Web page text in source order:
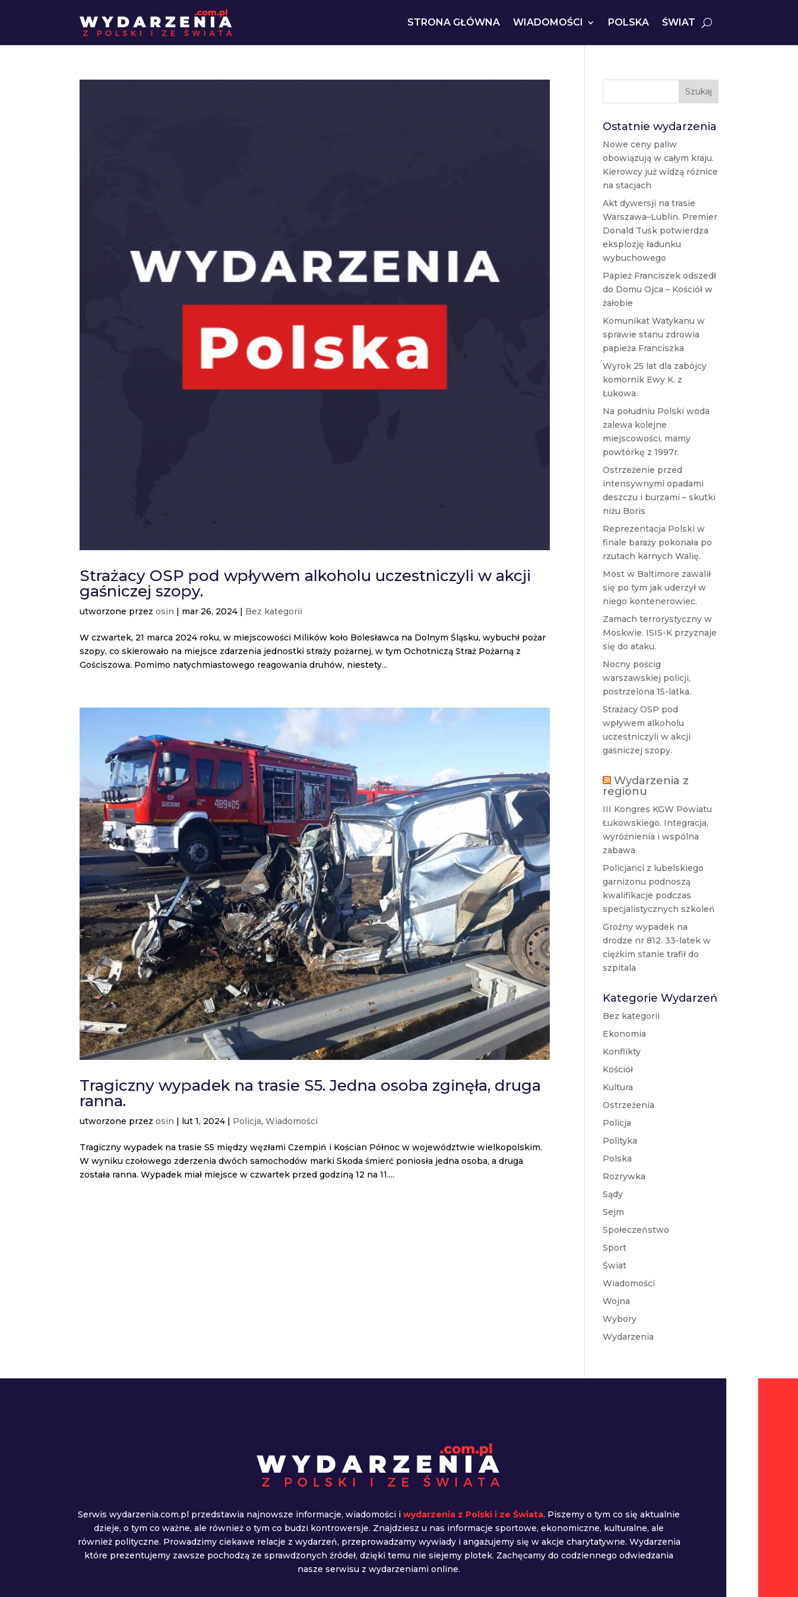
STRONA GŁÓWNA WIADOMOŚCI POLSKA ŚWIAT
Strażacy OSP pod wpływem alkoholu uczestniczyli w akcji
gaśniczej szopy.
utworzone przezosin | mar 26, 2024 | Bez kategorii
W czwartek, 21 marca 2024 roku, w miejscowości Milików koło Bolesławca na Dolnym Śląsku, wybuchł pożar
szopy, co skierowało na miejsce zdarzenia jednostki straży pożarnej, w tym Ochotniczą Straż Pożarną z
Gościszowa. Pomimo natychmiastowego reagowania druhów, niestety...
Tragiczny wypadek na trasie S5. Jedna osoba zginęła, druga
ranna.
utworzone przezosin lut 1, 2024 Policja,Wiadomości
Tragiczny wypadek na trasie S5 między węzłami Czempiń i Kościan Północ w województwie wielkopolskim.
W wyniku czołowego zderzenia dwóch samochodów marki Skoda śmierć poniosła jedna osoba, a druga
została ranna. Wypadek miał miejsce w czwartek przed godziną 12 na 11....
Szukaj
Ostatnie wydarzenia
Nowe ceny paliw
obowiązują w całym kraju.
Kierowcy już widzą różnice
na stacjach
Akt dywersji na trasie
Warszawa–Lublin. Premier
Donald Tusk potwierdza
eksplozję ładunku
wybuchowego
Papież Franciszek odszedł
do Domu Ojca – Kościół w
żałobie
Komunikat Watykanu w
sprawie stanu zdrowia
papieża Franciszka
Wyrok 25 lat dla zabójcy
komornik Ewy K. z
Łukowa.
Na południu Polski woda
zalewa kolejne
miejscowości, mamy
powtórkę z 1997r.
Ostrzeżenie przed
intensywnymi opadami
deszczu i burzami – skutki
niżu Boris
Reprezentacja Polski w
finale baraży pokonała po
rzutach karnych Walię.
Most w Baltimore zawalił
się po tym jak uderzył w
niego kontenerowiec.
Zamach terrorystyczny w
Moskwie. ISIS-K przyznaje
się do ataku.
Nocny pościg
warszawskiej policji,
postrzelona 15-latka.
Strażacy OSP pod
wpływem alkoholu
uczestniczyli w akcji
gaśniczej szopy.
Wydarzenia z
regionu
III Kongres KGW Powiatu
Łukowskiego. Integracja,
wyróżnienia i wspólna
zabawa
Policjanci z lubelskiego
garnizonu podnoszą
kwalifikacje podczas
specjalistycznych szkoleń
Groźny wypadek na
drodze nr 812. 33-latek w
ciężkim stanie trafił do
szpitala
Kategorie Wydarzeń
Bez kategorii
Ekonomia
Konflikty
Kościół
Kultura
Ostrzeżenia
Policja
Polityka
Polska
Rozrywka
Sądy
Sejm
Społeczeństwo
Sport
Świat
Wiadomości
Wojna
Wybory
Wydarzenia
Serwis wydarzenia.com.pl przedstawia najnowsze informacje, wiadomości iwydarzenia z Polski i ze Świata. Piszemy o tym co się aktualnie
dzieje, o tym co ważne, ale również o tym co budzi kontrowersje. Znajdziesz u nas informacje sportowe, ekonomiczne, kulturalne, ale
również polityczne. Prowadzimy ciekawe relacje z wydarzeń, przeprowadzamy wywiady i angażujemy się w akcje charytatywne. Wydarzenia
które prezentujemy zawsze pochodzą ze sprawdzonych źródeł, dzięki temu nie siejemy plotek. Zachęcamy do codziennego odwiedzania
nasze serwisu z wydarzeniami online.